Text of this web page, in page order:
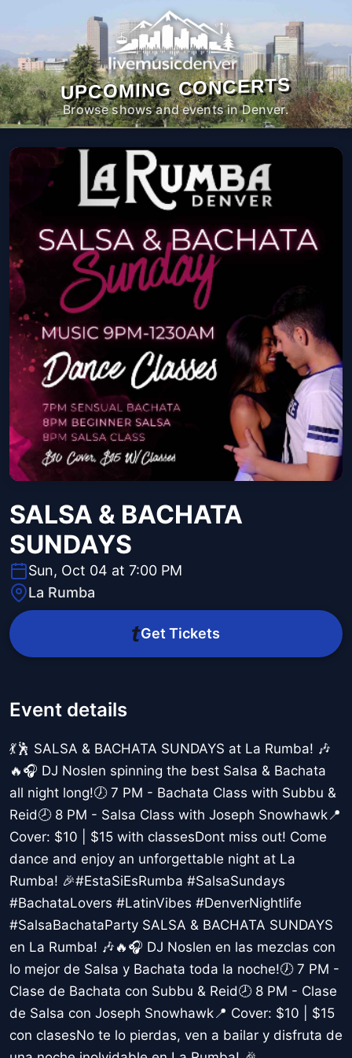
UPCOMING CONCERTS
Browse shows and events in Denver.
SALSA & BACHATA
SUNDAYS
Sun, Oct 04 at 7:00 PM
La Rumba
Get Tickets
Event details
💃🕺 SALSA & BACHATA SUNDAYS at La Rumba! 🎶
🔥🎧 DJ Noslen spinning the best Salsa & Bachata
all night long!🕖 7 PM - Bachata Class with Subbu &
Reid🕗 8 PM - Salsa Class with Joseph Snowhawk📍
Cover: $10 | $15 with classesDont miss out! Come
dance and enjoy an unforgettable night at La
Rumba! 🎉#EstaSiEsRumba #SalsaSundays
#BachataLovers #LatinVibes #DenverNightlife
#SalsaBachataParty SALSA & BACHATA SUNDAYS
en La Rumba! 🎶🔥🎧 DJ Noslen en las mezclas con
lo mejor de Salsa y Bachata toda la noche!🕖 7 PM -
Clase de Bachata con Subbu & Reid🕗 8 PM - Clase
de Salsa con Joseph Snowhawk📍 Cover: $10 | $15
con clasesNo te lo pierdas, ven a bailar y disfruta de